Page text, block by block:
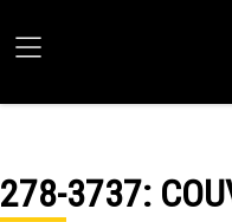
278-3737: